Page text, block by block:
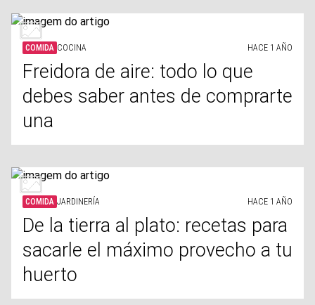
COMIDA COCINA HACE 1 AÑO
Freidora de aire: todo lo que
debes saber antes de comprarte
una
COMIDA JARDINERÍA HACE 1 AÑO
De la tierra al plato: recetas para
sacarle el máximo provecho a tu
huerto